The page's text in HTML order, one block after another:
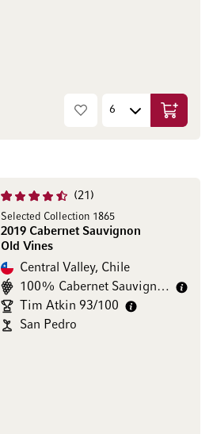
In den
21
Selected Collection 1865
2019 Cabernet Sauvignon
Old Vines
Central Valley, Chile
100% Cabernet Sauvignon
Tim Atkin 93/100
San Pedro